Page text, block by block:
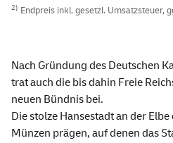
2) Endpreis inkl. gesetzl. Umsatzsteuer,
Nach Gründung des Deutschen
trat auch die bis dahin Freie
neuen Bündnis bei.
Die stolze Hansestadt an der
Münzen prägen, auf denen das